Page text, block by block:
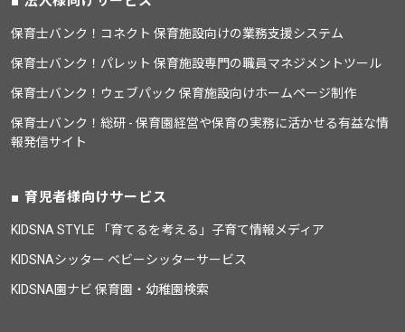
保育士バンク！コネクト 保育施設向けの業務支援システム
保育士バンク！パレット 保育施設専門の職員マネジメントツール
保育士バンク！ウェブパック 保育施設向けホームページ制作
保育士バンク！総研 - 保育園経営や保育の実務に活かせる有益な情
報発信サイト
育児者様向けサービス
KIDSNA STYLE 「育てるを考える」子育て情報メディア
KIDSNAシッター ベビーシッターサービス
KIDSNA園ナビ 保育園・幼稚園検索